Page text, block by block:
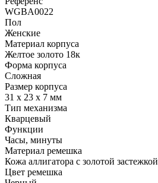
WGBA0022
Пол
Женские
Материал корпуса
Желтое золото 18к
Форма корпуса
Сложная
Размер корпуса
31 x 23 х 7 мм
Тип механизма
Кварцевый
Функции
Часы, минуты
Материал ремешка
Кожа аллигатора с золотой застежкой
Цвет ремешка